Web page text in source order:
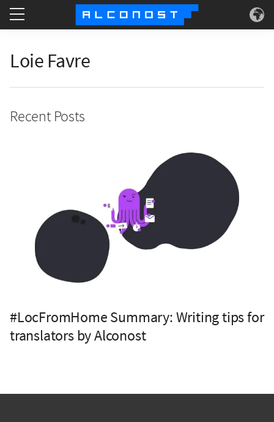
Суперсилы
Loie Favre
Recent Posts
#LocFromHome Summary: Writing tips for
translators by Alconost